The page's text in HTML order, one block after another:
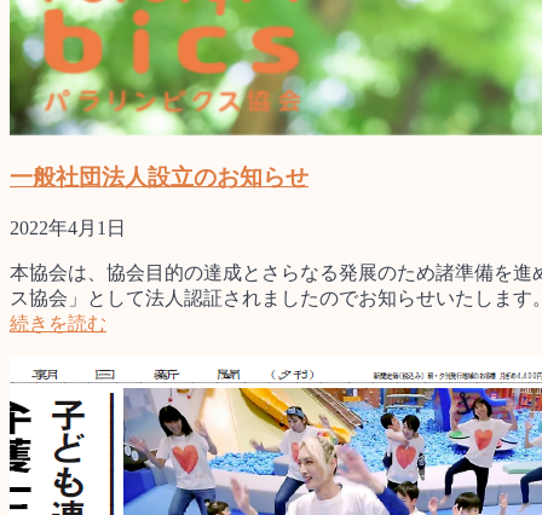
一般社団法人設立のお知らせ
2022年4月1日
本協会は、協会目的の達成とさらなる発展のため諸準備を
ス協会」として法人認証されましたのでお知らせいたしま
続きを読む